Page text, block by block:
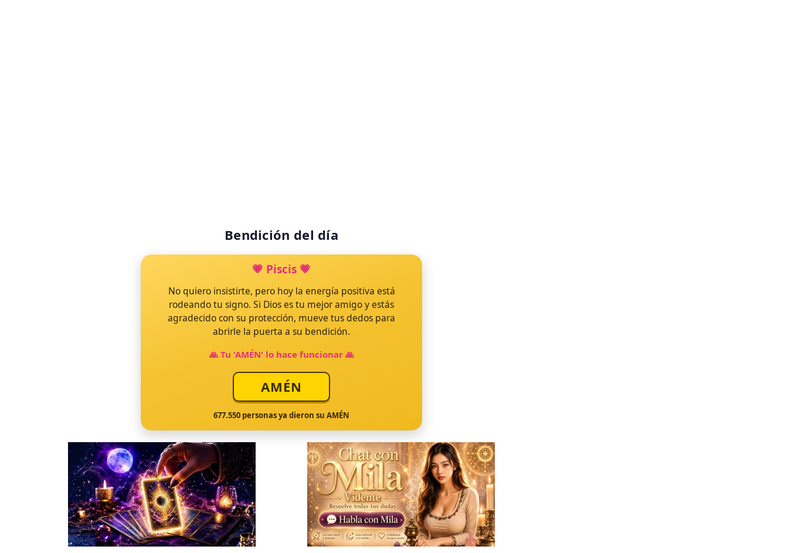
Bendición del día
💗 Piscis 💗
No quiero insistirte, pero hoy la energía positiva está
rodeando tu signo. Si Dios es tu mejor amigo y estás
agradecido con su protección, mueve tus dedos para
abrirle la puerta a su bendición.
🙏 Tu 'AMÉN' lo hace funcionar 🙏
AMÉN
677.550 personas ya dieron su AMÉN
🙏
Ya estás bendecido para hoy
677.550
personas dieron su AMÉN